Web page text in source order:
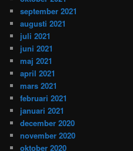
september 2021
augusti 2021
juli 2021
juni 2021
maj 2021
april 2021
mars 2021
februari 2021
januari 2021
december 2020
november 2020
oktober 2020